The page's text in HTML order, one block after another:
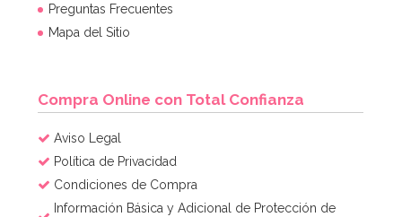
Preguntas Frecuentes
Mapa del Sitio
Compra Online con Total Confianza
Aviso Legal
Política de Privacidad
Condiciones de Compra
Información Básica y Adicional de Protección de